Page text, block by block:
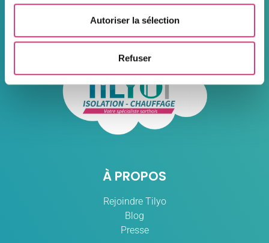
Autoriser la sélection
Refuser
À PROPOS
Rejoindre Tilyo
Blog
Presse